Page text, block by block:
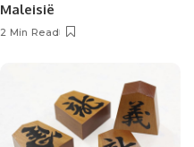
Maleisië
2 Min Read